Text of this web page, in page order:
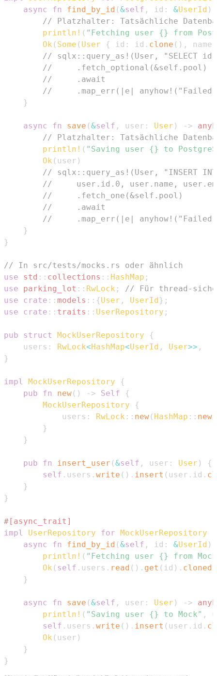
async
fn find_by_id (&self , id : &UserId )
// Platzhalter: Tatsächliche
println! ( "Fetching user {} from
Ok ( Some ( User { id : id . clone ( ) , name
// sqlx::query_as!(User, "SELECT id,
//     .fetch_optional(&self.pool)
//     .await
//     .map_err(|e|
}
async fn save (&self , user : User ) ->
// Platzhalter: Tatsächliche
println! ( "Saving user {} to
Ok ( user )
// sqlx::query_as!(User, "INSERT
//     user.id.0, user.name,
//     .fetch_one(&self.pool)
//     .await
//     .map_err(|e|
}
}
// In src/tests/mocks.rs oder ähnlich
use
std :: collections :: HashMap ;
use
parking_lot :: RwLock ;
// Für thread-
use
crate :: models :: {User , UserId} ;
use
crate :: traits :: UserRepository ;
pub struct MockUserRepository
{
    users
: RwLock<HashMap<UserId , User>> ,
}
impl MockUserRepository
{
pub
fn new( ) -> Self
{
MockUserRepository
{
            users
: RwLock :: new( HashMap :: new
}
}
pub fn insert_user (&self , user : User )
{
self . users . write ( ) . insert ( user . id .
}
}
#[async_trait]
impl
UserRepository for MockUserRepository
async
fn find_by_id (&self , id : &UserId )
println! ( "Fetching user {} from
Ok ( self . users . read ( ) . get ( id ) . cloned
}
async fn save (&self , user : User ) ->
println! ( "Saving user {} to Mock" ,
self . users . write ( ) . insert ( user . id .
Ok ( user )
}
}